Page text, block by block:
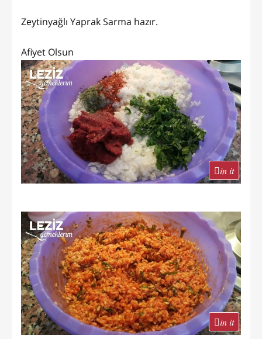
Zeytinyağlı Yaprak Sarma hazır.
Afiyet Olsun
in it
in it